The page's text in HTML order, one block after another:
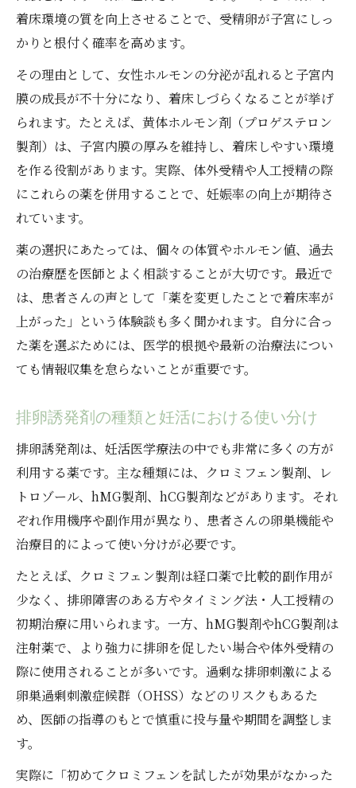
着床環境の質を向上させることで、受精卵が子宮にしっ
かりと根付く確率を高めます。
その理由として、女性ホルモンの分泌が乱れると子宮内
膜の成長が不十分になり、着床しづらくなることが挙げ
られます。たとえば、黄体ホルモン剤（プロゲステロン
製剤）は、子宮内膜の厚みを維持し、着床しやすい環境
を作る役割があります。実際、体外受精や人工授精の際
にこれらの薬を併用することで、妊娠率の向上が期待さ
れています。
薬の選択にあたっては、個々の体質やホルモン値、過去
の治療歴を医師とよく相談することが大切です。最近で
は、患者さんの声として「薬を変更したことで着床率が
上がった」という体験談も多く聞かれます。自分に合っ
た薬を選ぶためには、医学的根拠や最新の治療法につい
ても情報収集を怠らないことが重要です。
排卵誘発剤の種類と妊活における使い分け
排卵誘発剤は、妊活医学療法の中でも非常に多くの方が
利用する薬です。主な種類には、クロミフェン製剤、レ
トロゾール、hMG製剤、hCG製剤などがあります。それ
ぞれ作用機序や副作用が異なり、患者さんの卵巣機能や
治療目的によって使い分けが必要です。
たとえば、クロミフェン製剤は経口薬で比較的副作用が
少なく、排卵障害のある方やタイミング法・人工授精の
初期治療に用いられます。一方、hMG製剤やhCG製剤は
注射薬で、より強力に排卵を促したい場合や体外受精の
際に使用されることが多いです。過剰な排卵刺激による
卵巣過剰刺激症候群（OHSS）などのリスクもあるた
め、医師の指導のもとで慎重に投与量や期間を調整しま
す。
実際に「初めてクロミフェンを試したが効果がなかった